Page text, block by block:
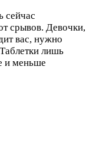
сейчас
срывов. Девочки,
вас, нужно
лишь
и меньше